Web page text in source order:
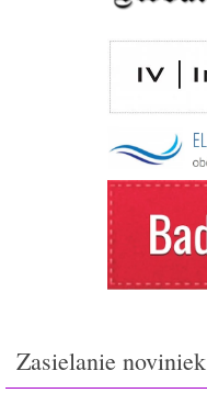
Zasielanie noviniek